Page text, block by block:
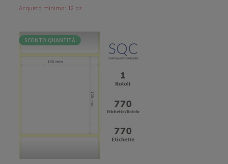
Acquisto minimo: 12 pz.
SCONTO QUANTITÀ